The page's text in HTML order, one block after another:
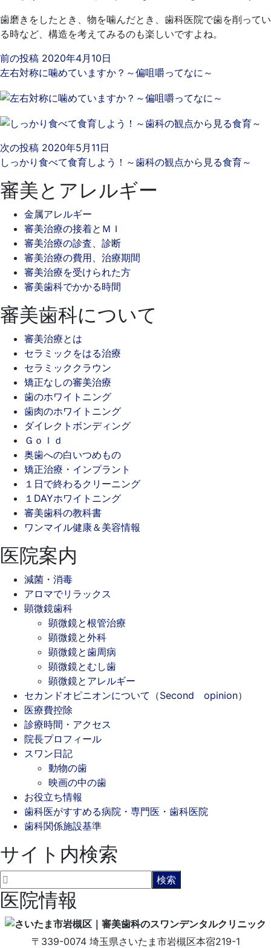
歯磨きをしたとき、物を噛んだとき、歯科医院で歯を削ってい
る時など、構造を考えてみるのも楽しいですよね。
前の投稿 2020年4月10日
左右対称に噛めていますか？～偏咀嚼ってなに～
次の投稿 2020年5月11日
しっかり食べて食育しよう！～歯科の観点から見る食育～
審美とアレルギー
金属アレルギー
審美治療の接着とＭＩ
審美治療の診査、診断
審美治療の費用、治療期間
審美治療を受けられた方
審美歯科でかかる時間
審美歯科について
審美治療とは
セラミックをはる治療
セラミッククラウン
矯正なしの審美治療
歯のホワイトニング
歯肉のホワイトニング
ダイレクトボンディング
Ｇｏｌｄ
奥歯への白いつめもの
矯正治療・インプラント
１日で終わるクリーニング
１DAYホワイトニング
審美歯科の教科書
ワンマイル健康＆美容情報
医院案内
減菌・消毒
アロマでリラックス
顕微鏡歯科
顕微鏡と根管治療
顕微鏡と外科
顕微鏡と歯周病
顕微鏡とむし歯
顕微鏡とアレルギー
セカンドオピニオンについて（Second opinion）
医療費控除
診療時間・アクセス
院長プロフィール
スワン日記
動物の歯
映画の中の歯
お役立ち情報
歯科医がすすめる病院・専門医・歯科医院
歯科関係施設基準
サイト内検索
医院情報
〒339-0074 埼玉県さいたま市岩槻区本宿219-1